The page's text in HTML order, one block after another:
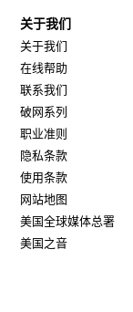
关于我们
关于我们
在线帮助
联系我们
破网系列
职业准则
隐私条款
使用条款
网站地图
美国全球媒体总署
美国之音